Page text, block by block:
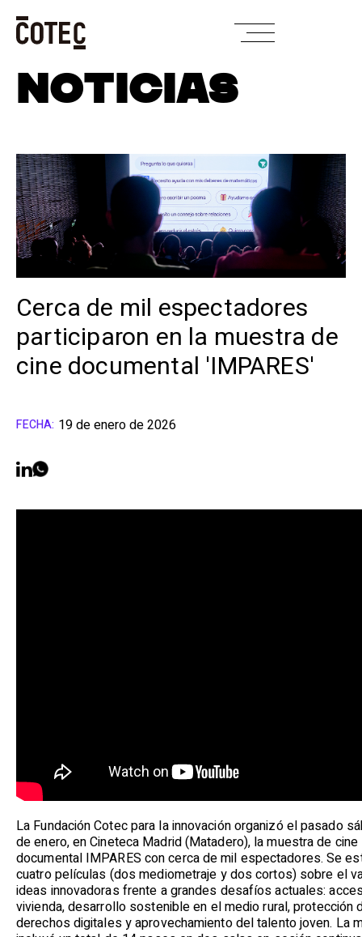
Skip
contentNOTICIAS
Cerca de mil espectadores
participaron en la muestra de
cine documental 'IMPARES'
FECHA: 19 de enero de 2026
La Fundación Cotec para la innovación organizó el pasado
de enero, en Cineteca Madrid (Matadero), la muestra de cine
documental IMPARES con cerca de mil espectadores. Se
cuatro películas (dos mediometraje y dos cortos) sobre el
ideas innovadoras frente a grandes desafíos actuales:
vivienda, desarrollo sostenible en el medio rural, protección
derechos digitales y aprovechamiento del talento joven. La